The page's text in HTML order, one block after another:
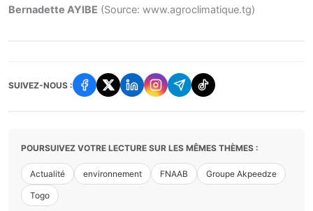
Bernadette AYIBE (Source: www.agroclimatique.tg)
SUIVEZ-NOUS :
POURSUIVEZ VOTRE LECTURE SUR LES MÊMES THÈMES :
Actualité environnement FNAAB Groupe Akpeedze
Togo